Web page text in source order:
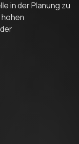
in der Planung zu